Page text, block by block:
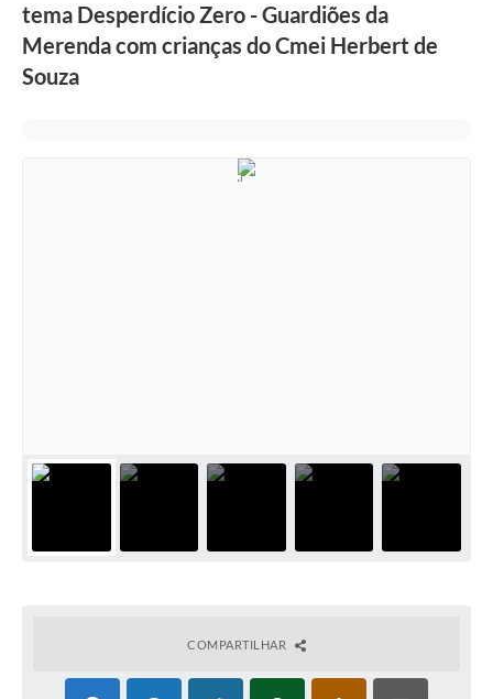
tema Desperdício Zero - Guardiões da
Merenda com crianças do Cmei Herbert de
Souza
COMPARTILHAR